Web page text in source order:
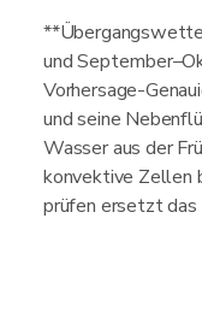
und
Vorhersage-
und seine
Wasser aus der
konvektive Zellen
prüfen ersetzt das